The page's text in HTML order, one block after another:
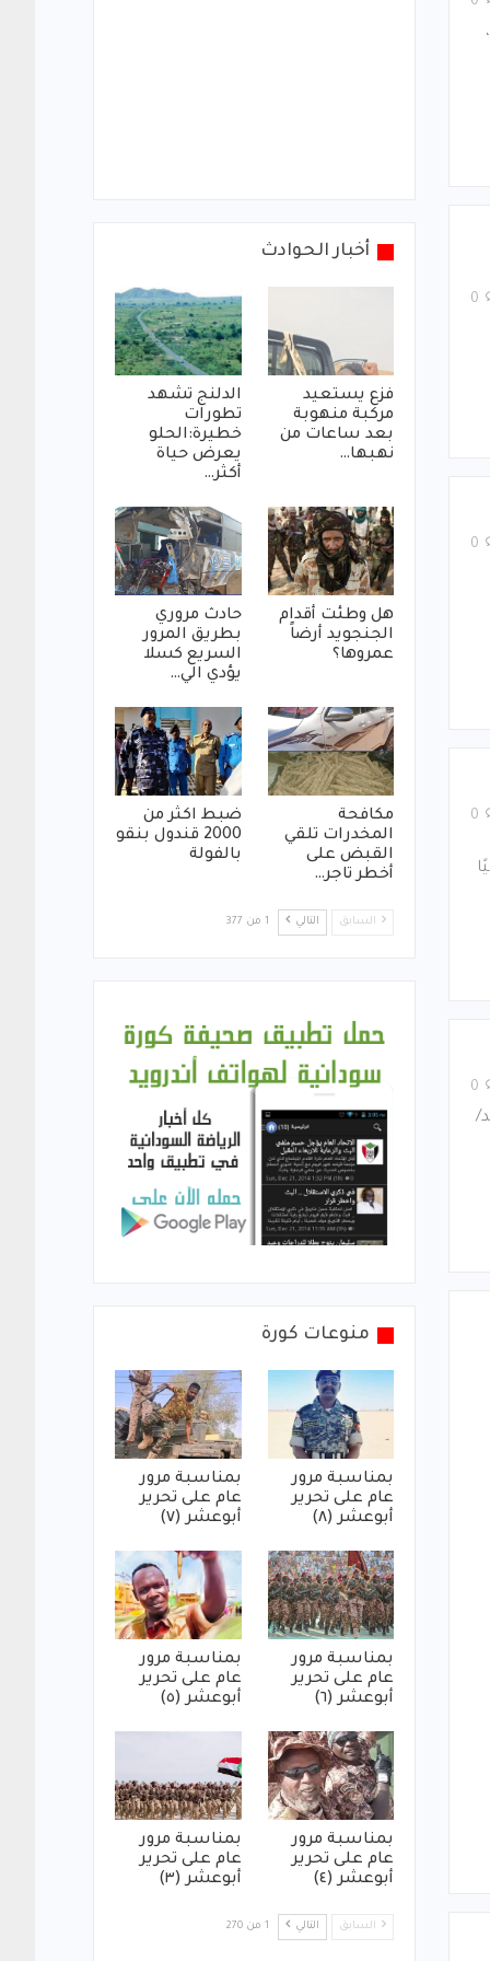
أخبار الحوادث
فزع يستعيد
مركبة منهوبة
بعد ساعات من
نهبها…
الدلنج تشهد
تطورات
خطيرة:الحلو
يعرض حياة
أكثر…
هل وطئت أقدام
الجنجويد أرضاً
عمروها؟
حادث مروري
بطريق المرور
السريع كسلا
يؤدي الي…
مكافحة
المخدرات تلقي
القبض على
أخطر تاجر…
ضبط اكثر من
2000 قندول بنقو
بالفولة
السابق التالي 1 من 377
منوعات كورة
بمناسبة مرور
عام على تحرير
أبوعشر (٨)
بمناسبة مرور
عام على تحرير
أبوعشر (٧)
بمناسبة مرور
عام على تحرير
أبوعشر (٦)
بمناسبة مرور
عام على تحرير
أبوعشر (٥)
بمناسبة مرور
عام على تحرير
أبوعشر (٤)
بمناسبة مرور
عام على تحرير
أبوعشر (٣)
السابق التالي 1 من 270